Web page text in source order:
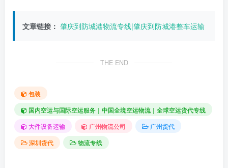
文章链接： 肇庆到防城港物流专线|肇庆到防城港整车运输
THE END
包装
国内空运与国际空运服务｜中国全境空运物流｜全球空运货代专线
大件设备运输
广州物流公司
广州货代
深圳货代
物流专线